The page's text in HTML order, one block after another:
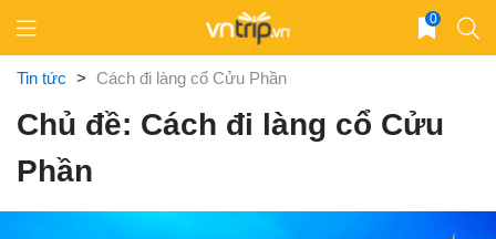
content
0
Tin tức > Cách đi làng cổ Cửu Phần
Chủ đề: Cách đi làng cổ Cửu
Phần